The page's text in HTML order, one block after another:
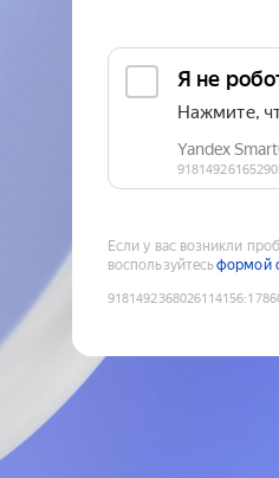
Если у вас возникли
воспользуйтесьформой
9181492368026114156: